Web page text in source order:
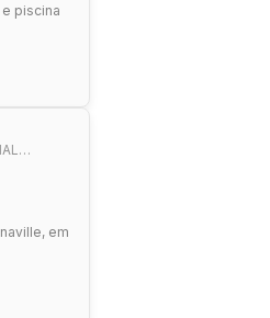
piscina
em